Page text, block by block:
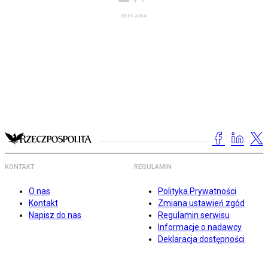
KONTAKT
O nas
Kontakt
Napisz do nas
REGULAMIN
Polityka Prywatności
Zmiana ustawień zgód
Regulamin serwisu
Informacje o nadawcy
Deklaracja dostępności